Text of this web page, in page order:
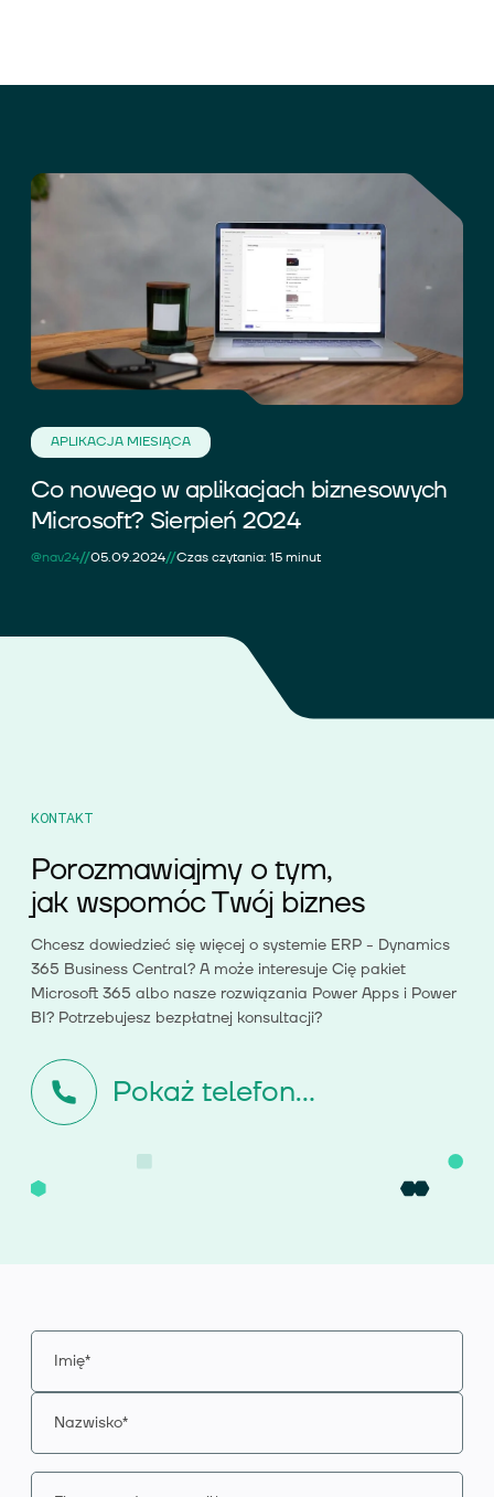
APLIKACJA MIESIĄCA
Co nowego w aplikacjach biznesowych
Microsoft? Sierpień 2024
@nav24//05.09.2024//Czas czytania: 15 minut
KONTAKT
Porozmawiajmy o tym,
jak wspomóc Twój biznes
Chcesz dowiedzieć się więcej o systemie ERP - Dynamics
365 Business Central? A może interesuje Cię pakiet
Microsoft 365 albo nasze rozwiązania Power Apps i Power
BI? Potrzebujesz bezpłatnej konsultacji?
Pokaż telefon...